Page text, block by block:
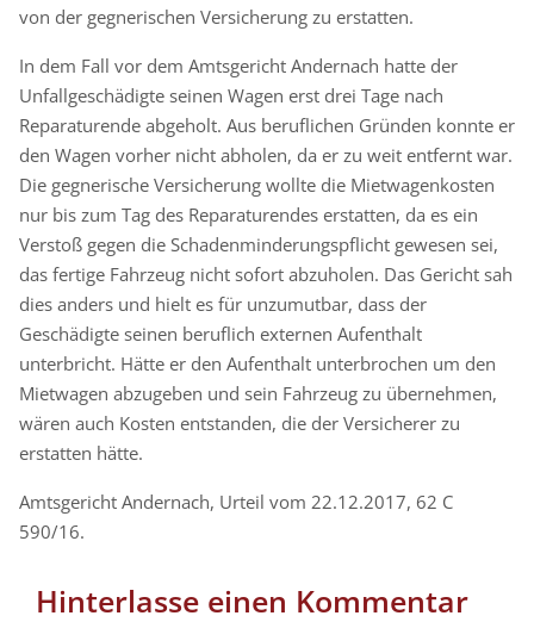
von der gegnerischen Versicherung zu erstatten.
In dem Fall vor dem Amtsgericht Andernach hatte der
Unfallgeschädigte seinen Wagen erst drei Tage nach
Reparaturende abgeholt. Aus beruflichen Gründen konnte er
den Wagen vorher nicht abholen, da er zu weit entfernt war.
Die gegnerische Versicherung wollte die Mietwagenkosten
nur bis zum Tag des Reparaturendes erstatten, da es ein
Verstoß gegen die Schadenminderungspflicht gewesen sei,
das fertige Fahrzeug nicht sofort abzuholen. Das Gericht sah
dies anders und hielt es für unzumutbar, dass der
Geschädigte seinen beruflich externen Aufenthalt
unterbricht. Hätte er den Aufenthalt unterbrochen um den
Mietwagen abzugeben und sein Fahrzeug zu übernehmen,
wären auch Kosten entstanden, die der Versicherer zu
erstatten hätte.
Amtsgericht Andernach, Urteil vom 22.12.2017, 62 C
590/16.
Hinterlasse einen Kommentar